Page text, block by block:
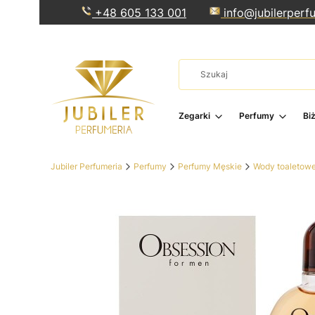
+48 605 133 001
Zegarki Perfumy
Jubiler Perfumeria Perfumy Perfumy Męskie Wody